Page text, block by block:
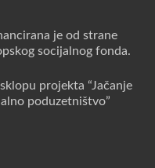
je od strane
socijalnog fonda.
projekta “Jačanje
poduzetništvo”